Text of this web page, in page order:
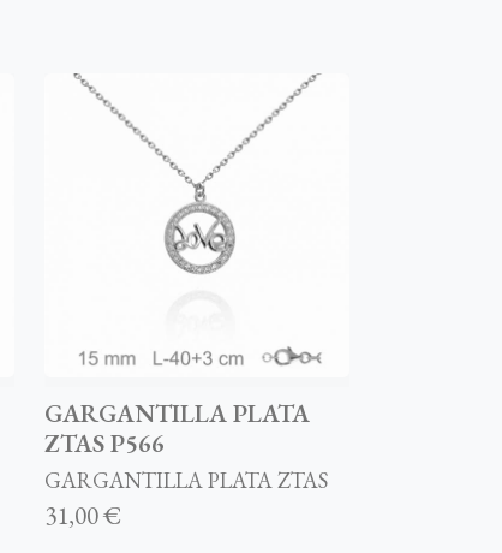
GARGANTILLA PLATA
ZTAS P566
GARGANTILLA PLATA ZTAS
31,00 €